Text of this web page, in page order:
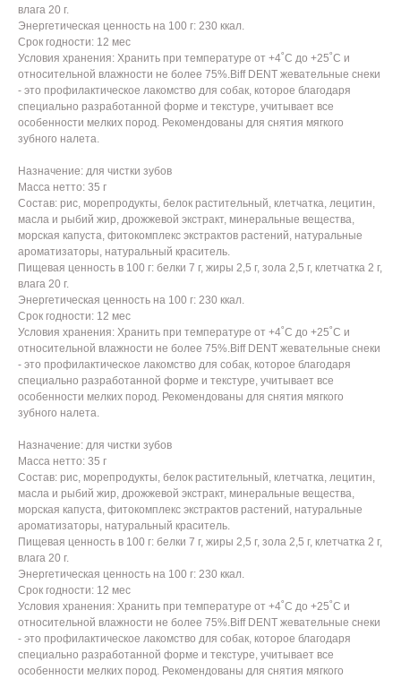
влага 20 г.
Энергетическая ценность на 100 г: 230 ккал.
Срок годности: 12 мес
Условия хранения: Хранить при температуре от +4˚С до +25˚С и
относительной влажности не более 75%.Biff DENT жевательные снеки
- это профилактическое лакомство для собак, которое благодаря
специально разработанной форме и текстуре, учитывает все
особенности мелких пород. Рекомендованы для снятия мягкого
зубного налета.
Назначение: для чистки зубов
Масса нетто: 35 г
Состав: рис, морепродукты, белок растительный, клетчатка, лецитин,
масла и рыбий жир, дрожжевой экстракт, минеральные вещества,
морская капуста, фитокомплекс экстрактов растений, натуральные
ароматизаторы, натуральный краситель.
Пищевая ценность в 100 г: белки 7 г, жиры 2,5 г, зола 2,5 г, клетчатка 2 г,
влага 20 г.
Энергетическая ценность на 100 г: 230 ккал.
Срок годности: 12 мес
Условия хранения: Хранить при температуре от +4˚С до +25˚С и
относительной влажности не более 75%.Biff DENT жевательные снеки
- это профилактическое лакомство для собак, которое благодаря
специально разработанной форме и текстуре, учитывает все
особенности мелких пород. Рекомендованы для снятия мягкого
зубного налета.
Назначение: для чистки зубов
Масса нетто: 35 г
Состав: рис, морепродукты, белок растительный, клетчатка, лецитин,
масла и рыбий жир, дрожжевой экстракт, минеральные вещества,
морская капуста, фитокомплекс экстрактов растений, натуральные
ароматизаторы, натуральный краситель.
Пищевая ценность в 100 г: белки 7 г, жиры 2,5 г, зола 2,5 г, клетчатка 2 г,
влага 20 г.
Энергетическая ценность на 100 г: 230 ккал.
Срок годности: 12 мес
Условия хранения: Хранить при температуре от +4˚С до +25˚С и
относительной влажности не более 75%.Biff DENT жевательные снеки
- это профилактическое лакомство для собак, которое благодаря
специально разработанной форме и текстуре, учитывает все
особенности мелких пород. Рекомендованы для снятия мягкого